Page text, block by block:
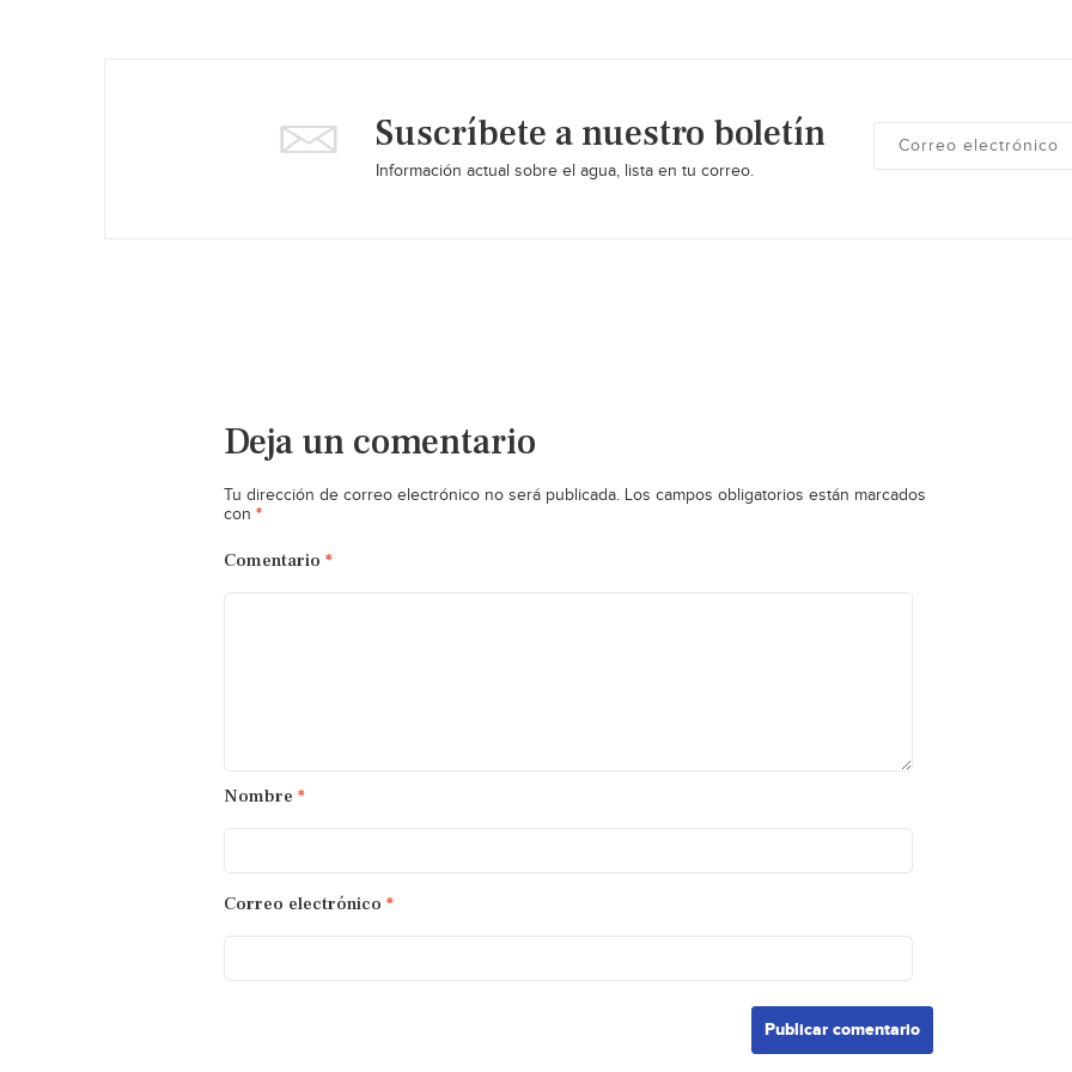
Suscríbete a nuestro boletín
Información actual sobre el agua, lista en tu correo.
Deja un comentario
Tu dirección de correo electrónico no será publicada. Los campos obligatorios están marcados
con *
Comentario *
Nombre *
Correo electrónico *